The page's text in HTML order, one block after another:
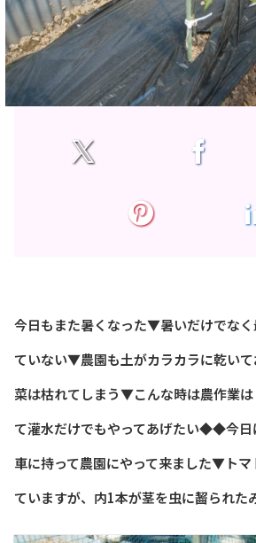
今日もまた暑くなった▼暑いだけでな
ていない▼農園も土がカラカラに乾い
菜は枯れてしまう▼こんな時は農作業
て灌水だけでもやってあげたい◆◆今日
車に持って農園にやって来ました▼ト
ていますが、内1本が茎を虫に齧られた